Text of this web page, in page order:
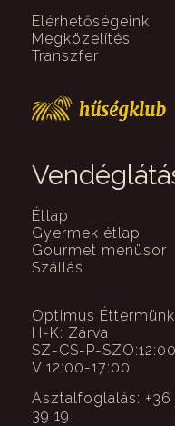
Elérhetőségeink
Megközelítés
Transzfer
Étlap
Gyermek étlap
Gourmet menüsor
Szállás
Optimus
H-K: Zárva
SZ-CS-P-
V:12:00-17:00
Asztalfoglalás: +36
39 19